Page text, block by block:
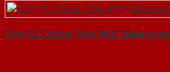
Cửa Gỗ Chống Cháy MDF Melamine